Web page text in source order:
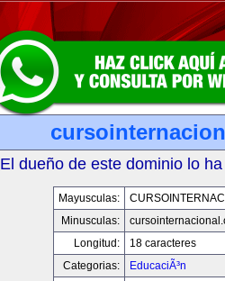
El dueño de este dominio lo
Mayusculas:
Minusculas:
Longitud:
18 caracteres
Categorias:
EducaciÃ³n